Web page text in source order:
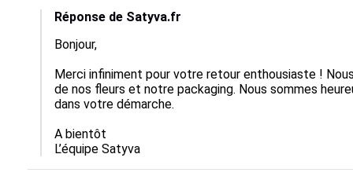
Réponse de Satyva.fr
Bonjour,
Merci infiniment pour votre retour enthousiaste !
de nos fleurs et notre packaging. Nous sommes
dans votre démarche.
A bientôt
L’équipe Satyva